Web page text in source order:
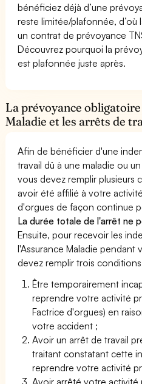
bénéficiez déjà d’une
reste limitée/plafonnée, d’où
un contrat de prévoyance
Découvrez pourquoi la
est plafonnée juste après.
La prévoyance obligatoire
Maladie et les arrêts de
Afin de bénéficier d'une
travail dû à une maladie ou
vous devez remplir plusieurs
avoir été affilié à votre
d'orgues de façon continue
La durée totale de l'arrêt ne
Ensuite, pour recevoir les
l'Assurance Maladie pendant
devez remplir trois
Être temporairement
reprendre votre activité
Factrice d'orgues) en
votre accident ;
Avoir un arrêt de travail
traitant constatant cette
reprendre votre activité
Avoir arrêté votre